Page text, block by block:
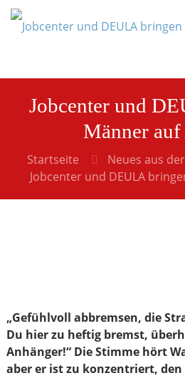
Jobcenter und
Männer auf
Startseite
Neues aus
Jobcenter und DEULA
„Gefühlvoll abbremsen, die
Du hier zu heftig bremst,
Anhänger!“ Die Stimme hört
aber er ist zu konzentriert, den